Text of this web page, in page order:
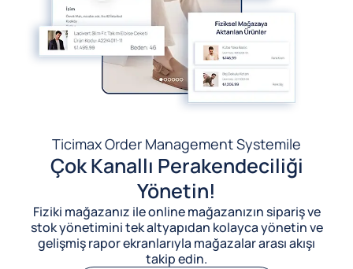
Ticimax Order Management Systemile
Çok Kanallı Perakendeciliği
Yönetin!
Fiziki mağazanız ile online mağazanızın sipariş ve
stok yönetimini tek altyapıdan kolayca yönetin ve
gelişmiş rapor ekranlarıyla mağazalar arası akışı
takip edin.